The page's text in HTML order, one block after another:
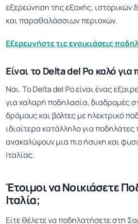
εξερεύνηση της εξοχής, ιστορικών
και παραθαλάσσιων περιοχών.
Εξερευνήστε τις ενοικιάσεις
Είναι το Delta del Po καλό για
Ναι. Το Delta del Po είναι ένας
για χαλαρή ποδηλασία, διαδρομές
δρόμους και βόλτες με ηλεκτρικό
ιδιαίτερα κατάλληλο για
ανακαλύψουν μια πιο ήσυχη και
Ιταλίας.
Έτοιμοι να Νοικιάσετε
Ιταλία;
Είτε θέλετε να ποδηλατήσετε στη